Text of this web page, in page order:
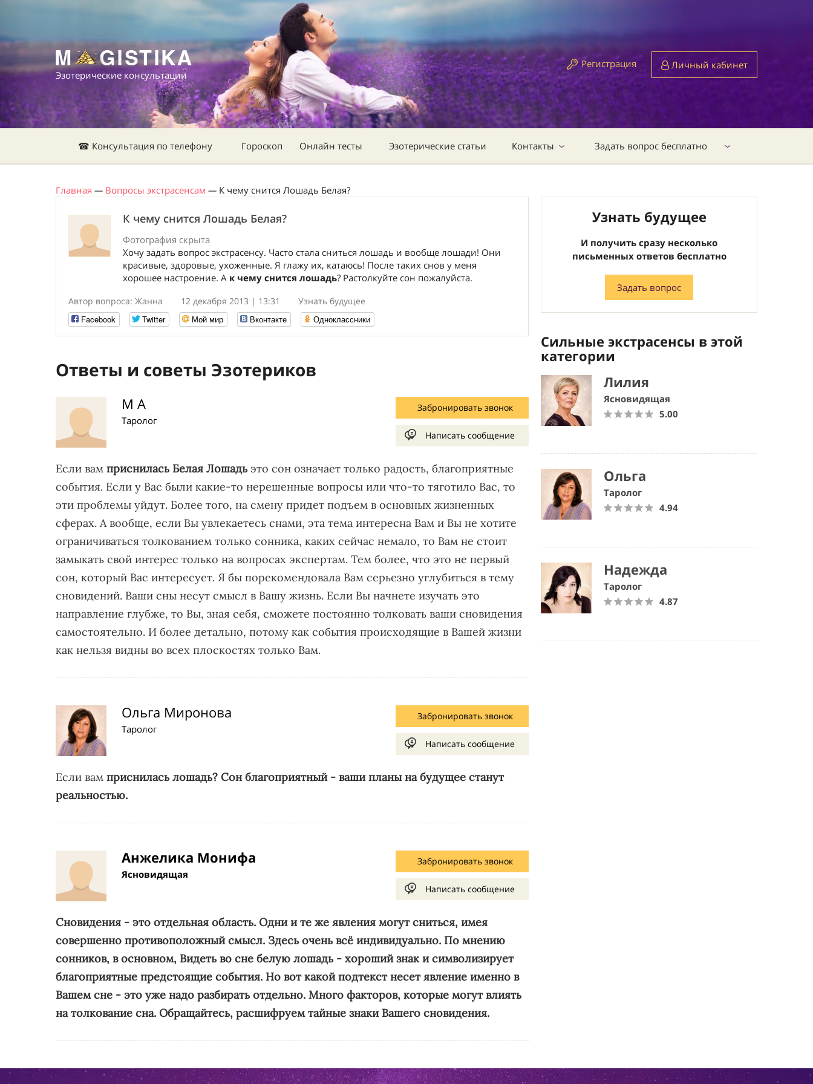
Эзотерические консультации
Регистрация Личный кабинет
☎ Консультация по телефону Гороскоп Онлайн тесты Эзотерические статьи Контакты Задать вопрос бесплатно
Главная — Вопросы экстрасенсам — К чему снится Лошадь Белая?
К чему снится Лошадь Белая?
Фотография скрыта
Хочу задать вопрос экстрасенсу. Часто стала сниться лошадь и вообще лошади! Они
красивые, здоровые, ухоженные. Я глажу их, катаюсь! После таких снов у меня
хорошее настроение. А к чему снится лошадь? Растолкуйте сон пожалуйста.
Автор вопроса: Жанна 12 декабря 2013 | 13:31
Узнать будущее
Facebook
Twitter Мой мир Вконтакте Одноклассники
Ответы и советы Эзотериков
М А
Таролог
Забронировать звонок
Написать сообщение
Если вам приснилась Белая Лошадь это сон означает только радость, благоприятные
события. Если у Вас были какие-то нерешенные вопросы или что-то тяготило Вас, то
эти проблемы уйдут. Более того, на смену придет подъем в основных жизненных
сферах. А вообще, если Вы увлекаетесь снами, эта тема интересна Вам и Вы не хотите
ограничиваться толкованием только сонника, каких сейчас немало, то Вам не стоит
замыкать свой интерес только на вопросах экспертам. Тем более, что это не первый
сон, который Вас интересует. Я бы порекомендовала Вам серьезно углубиться в тему
сновидений. Ваши сны несут смысл в Вашу жизнь. Если Вы начнете изучать это
направление глубже, то Вы, зная себя, сможете постоянно толковать ваши сновидения
самостоятельно. И более детально, потому как события происходящие в Вашей жизни
как нельзя видны во всех плоскостях только Вам.
Ольга Миронова
Таролог
Забронировать звонок
Написать сообщение
Если вам приснилась лошадь? Сон благоприятный - ваши планы на будущее станут
реальностью.
Анжелика Монифа
Ясновидящая
Забронировать звонок
Написать сообщение
Сновидения - это отдельная область. Одни и те же явления могут сниться, имея
совершенно противоположный смысл. Здесь очень всё индивидуально. По мнению
сонников, в основном, Видеть во сне белую лошадь - хороший знак и символизирует
благоприятные предстоящие события. Но вот какой подтекст несет явление именно в
Вашем сне - это уже надо разбирать отдельно. Много факторов, которые могут влиять
на толкование сна. Обращайтесь, расшифруем тайные знаки Вашего сновидения.
Узнать будущее
И получить сразу несколько
письменных ответов бесплатно
Задать вопрос
Сильные экстрасенсы в этой
категории
Лилия
Ясновидящая
5.00
Ольга
Таролог
4.94
Надежда
Таролог
4.87